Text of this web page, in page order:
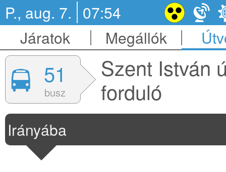
P., aug. 7. 07:54
Járatok
Megállók
51
busz
Szent István
forduló
Irányába